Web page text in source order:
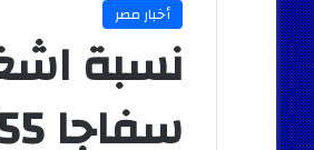
أخبار مصر
نسبة